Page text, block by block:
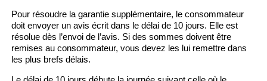
Pour résoudre la garantie supplémentaire, le consommateur
doit envoyer un avis écrit dans le délai de 10 jours. Elle est
résolue dès l’envoi de l’avis. Si des sommes doivent être
remises au consommateur, vous devez les lui remettre dans
les plus brefs délais.